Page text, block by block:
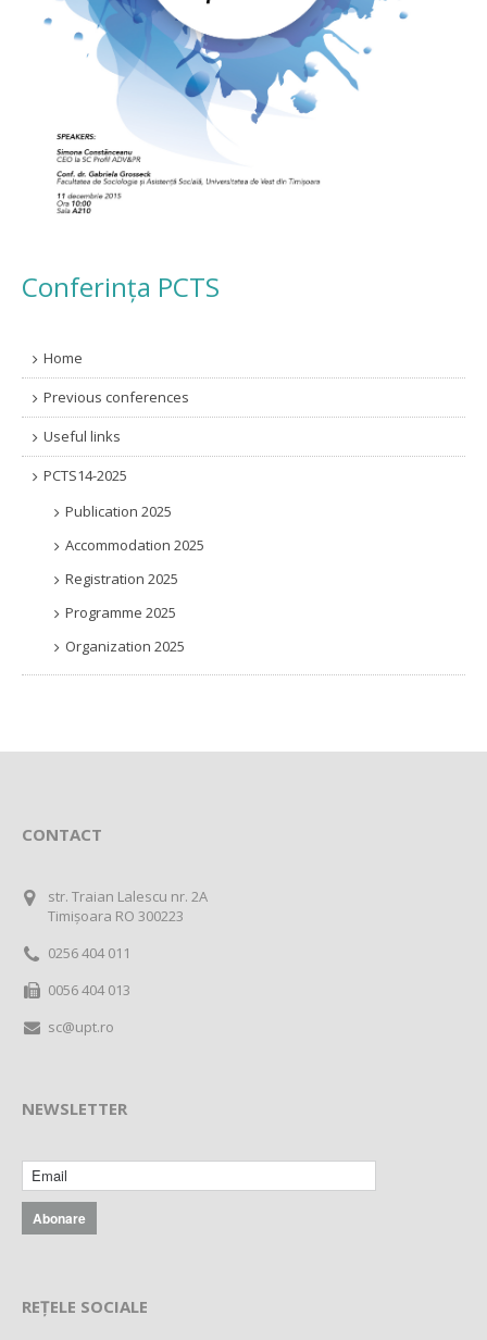
Conferința PCTS
Home
Previous conferences
Useful links
PCTS14-2025
Publication 2025
Accommodation 2025
Registration 2025
Programme 2025
Organization 2025
CONTACT
str. Traian Lalescu nr. 2A
Timișoara RO 300223
0256 404 011
0056 404 013
sc@upt.ro
NEWSLETTER
REȚELE SOCIALE